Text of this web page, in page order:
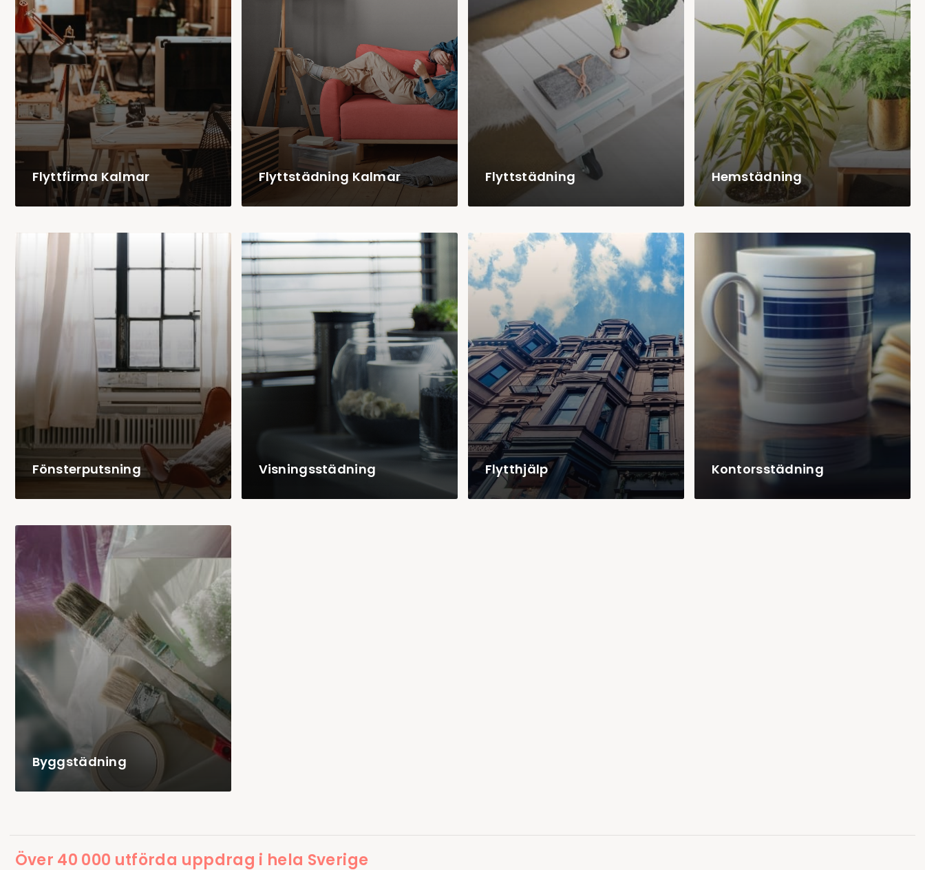
Flyttfirma Kalmar Flyttstädning Kalmar Flyttstädning Hemstädning
Fönsterputsning Visningsstädning Flytthjälp Kontorsstädning
Byggstädning
Över 40 000 utförda uppdrag i hela Sverige